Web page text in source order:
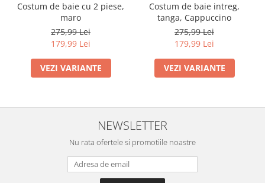
Costum de baie cu 2 piese,
maro
275,99 Lei
179,99 Lei
VEZI VARIANTE
Costum de baie intreg,
tanga, Cappuccino
275,99 Lei
179,99 Lei
VEZI VARIANTE
NEWSLETTER
Nu rata ofertele si promotiile noastre